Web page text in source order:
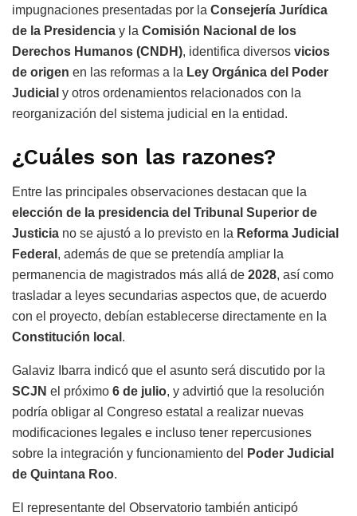
impugnaciones presentadas por la Consejería Jurídica
de la Presidencia y la Comisión Nacional de los
Derechos Humanos (CNDH), identifica diversos vicios
de origen en las reformas a la Ley Orgánica del Poder
Judicial y otros ordenamientos relacionados con la
reorganización del sistema judicial en la entidad.
¿Cuáles son las razones?
Entre las principales observaciones destacan que la
elección de la presidencia del Tribunal Superior de
Justicia no se ajustó a lo previsto en la Reforma Judicial
Federal , además de que se pretendía ampliar la
permanencia de magistrados más allá de 2028, así como
trasladar a leyes secundarias aspectos que, de acuerdo
con el proyecto, debían establecerse directamente en la
Constitución local .
Galaviz Ibarra indicó que el asunto será discutido por la
SCJN el próximo 6 de julio, y advirtió que la resolución
podría obligar al Congreso estatal a realizar nuevas
modificaciones legales e incluso tener repercusiones
sobre la integración y funcionamiento del
Poder Judicial
de Quintana Roo.
El representante del Observatorio también anticipó